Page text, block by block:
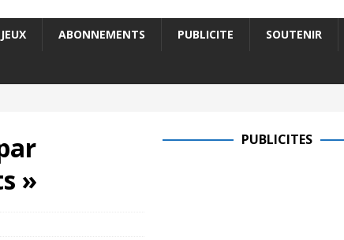
ABONNEMENTS PUBLICITE SOUTENIR
»
PUBLICITES